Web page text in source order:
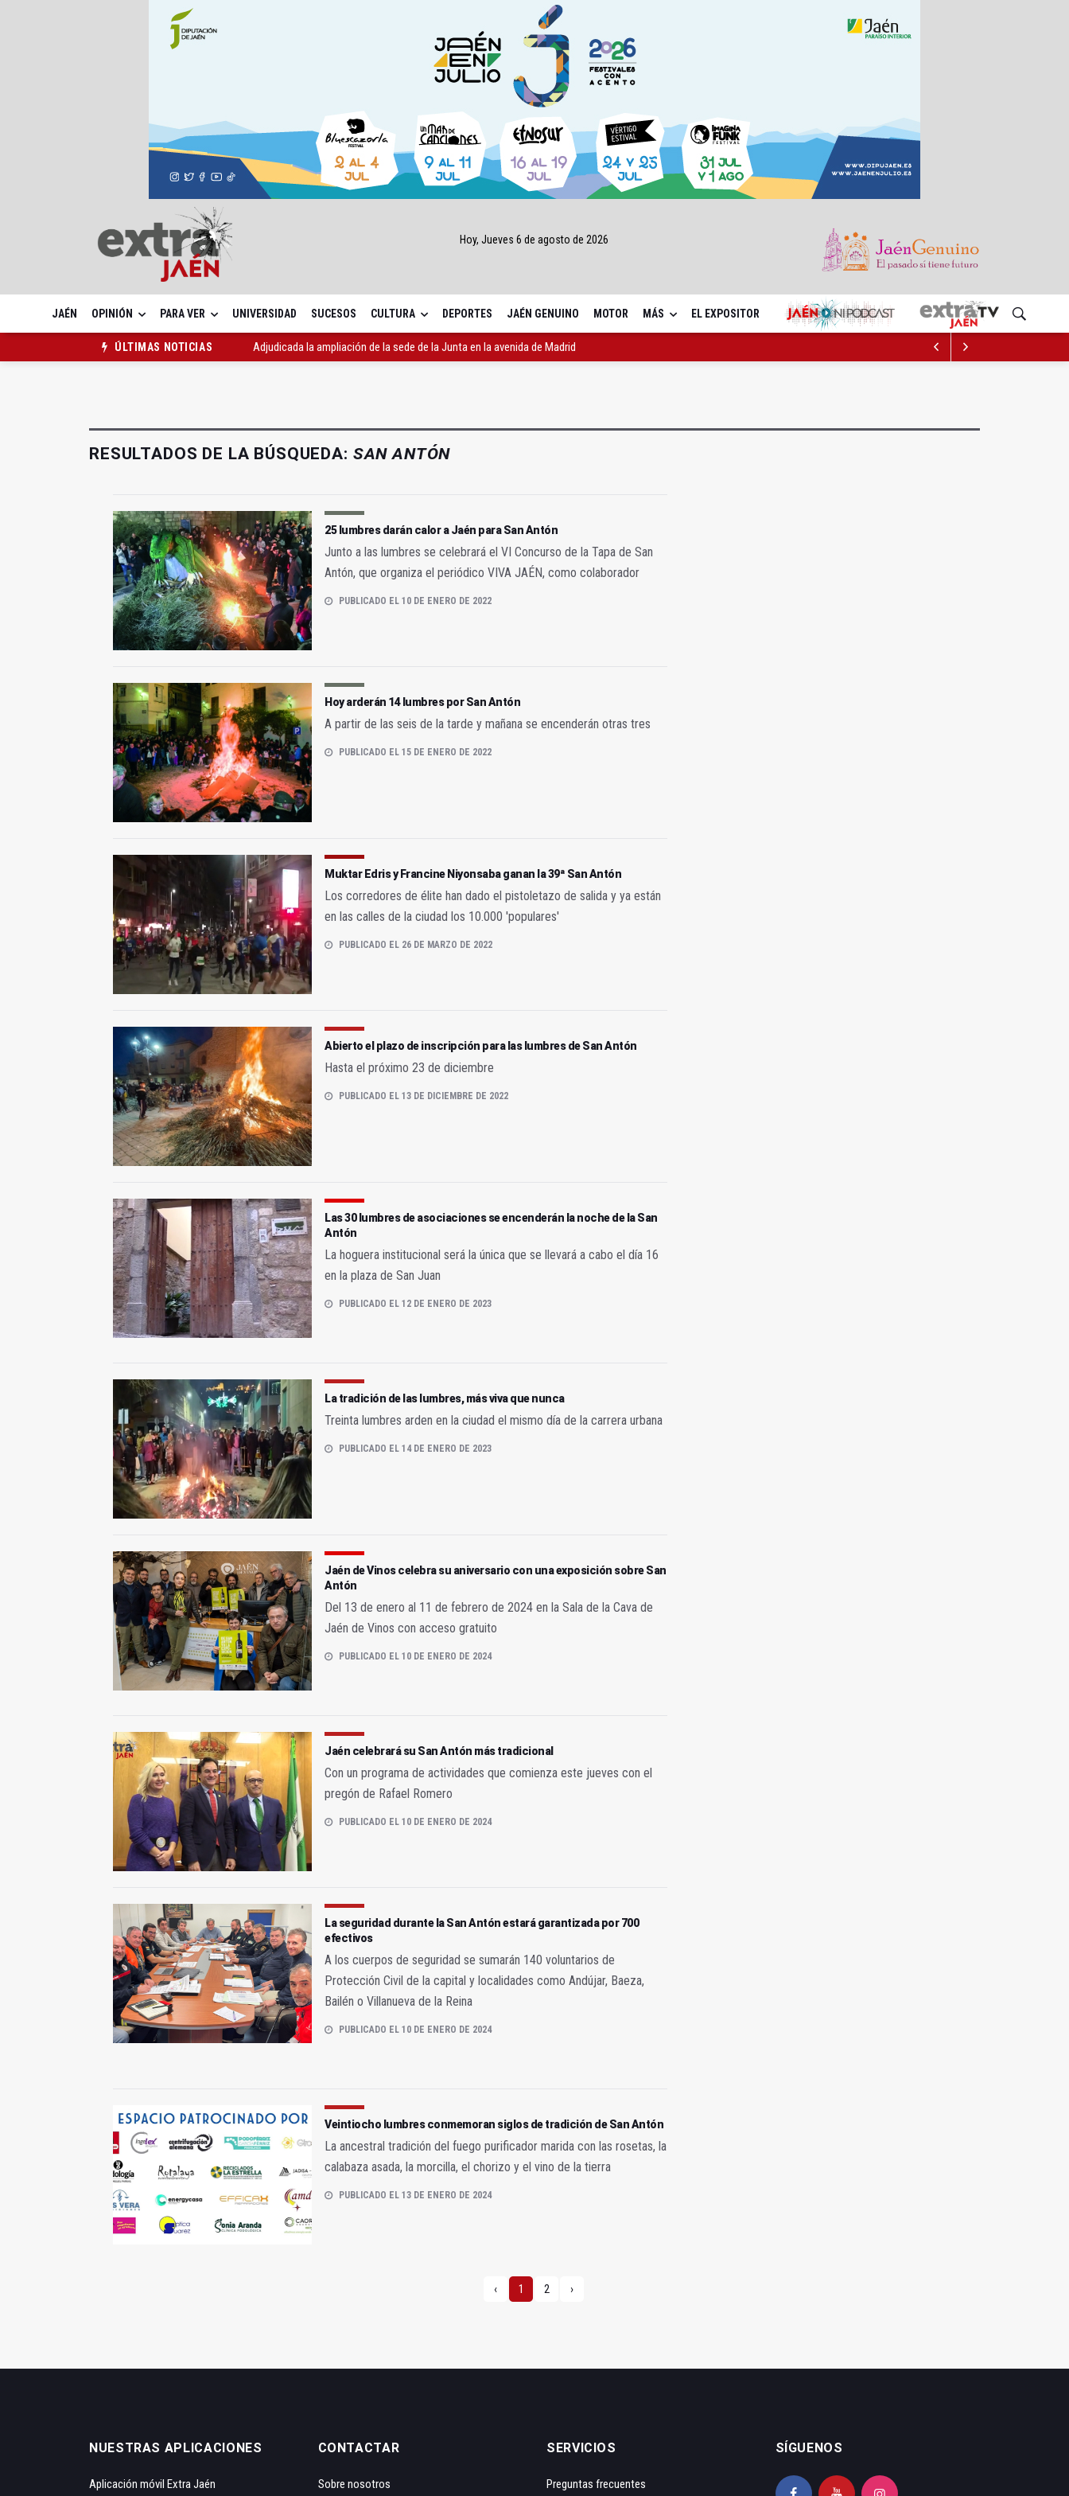
Hoy, Jueves 6 de agosto de 2026
JAÉN OPINIÓN PARA VER UNIVERSIDAD SUCESOS CULTURA DEPORTES JAÉN GENUINO MOTOR MÁS EL EXPOSITOR
ÚLTIMAS NOTICIAS
Adjudicada la ampliación de la sede de la Junta en la avenida de Madrid
RESULTADOS DE LA BÚSQUEDA: SAN ANTÓN
25 lumbres darán calor a Jaén para San Antón
Junto a las lumbres se celebrará el VI Concurso de la Tapa de San
Antón, que organiza el periódico VIVA JAÉN, como colaborador
PUBLICADO EL 10 DE ENERO DE 2022
Hoy arderán 14 lumbres por San Antón
A partir de las seis de la tarde y mañana se encenderán otras tres
PUBLICADO EL 15 DE ENERO DE 2022
Muktar Edris y Francine Niyonsaba ganan la 39ª San Antón
Los corredores de élite han dado el pistoletazo de salida y ya están
en las calles de la ciudad los 10.000 'populares'
PUBLICADO EL 26 DE MARZO DE 2022
Abierto el plazo de inscripción para las lumbres de San Antón
Hasta el próximo 23 de diciembre
PUBLICADO EL 13 DE DICIEMBRE DE 2022
Las 30 lumbres de asociaciones se encenderán la noche de la San
Antón
La hoguera institucional será la única que se llevará a cabo el día 16
en la plaza de San Juan
PUBLICADO EL 12 DE ENERO DE 2023
La tradición de las lumbres, más viva que nunca
Treinta lumbres arden en la ciudad el mismo día de la carrera urbana
PUBLICADO EL 14 DE ENERO DE 2023
Jaén de Vinos celebra su aniversario con una exposición sobre San
Antón
Del 13 de enero al 11 de febrero de 2024 en la Sala de la Cava de
Jaén de Vinos con acceso gratuito
PUBLICADO EL 10 DE ENERO DE 2024
Jaén celebrará su San Antón más tradicional
Con un programa de actividades que comienza este jueves con el
pregón de Rafael Romero
PUBLICADO EL 10 DE ENERO DE 2024
La seguridad durante la San Antón estará garantizada por 700
efectivos
A los cuerpos de seguridad se sumarán 140 voluntarios de
Protección Civil de la capital y localidades como Andújar, Baeza,
Bailén o Villanueva de la Reina
PUBLICADO EL 10 DE ENERO DE 2024
Veintiocho lumbres conmemoran siglos de tradición de San Antón
La ancestral tradición del fuego purificador marida con las rosetas, la
calabaza asada, la morcilla, el chorizo y el vino de la tierra
PUBLICADO EL 13 DE ENERO DE 2024
‹ 1 2 ›
NUESTRAS APLICACIONES
Aplicación móvil Extra Jaén
CONTACTAR
Sobre nosotros
SERVICIOS
Preguntas frecuentes
SÍGUENOS